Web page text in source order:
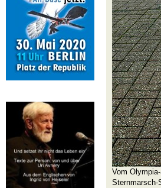
Vom
Sternmarsch-